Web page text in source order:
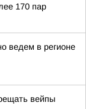
170 пар
ведем в регионе
вейпы